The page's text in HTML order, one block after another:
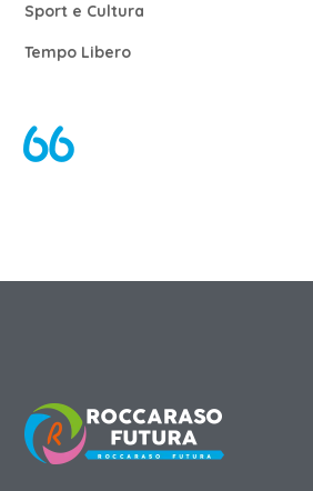
Sport e Cultura
Tempo Libero